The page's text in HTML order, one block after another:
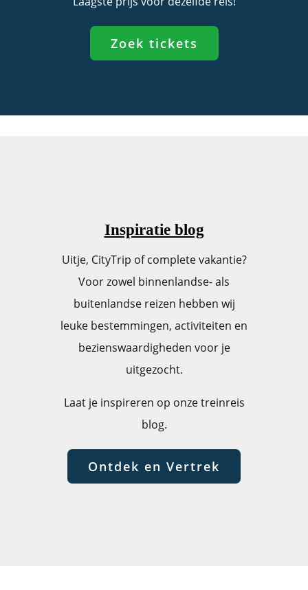
Zoek tickets
Inspiratie blog
Uitje, CityTrip of complete vakantie?
Voor zowel binnenlandse- als
buitenlandse reizen hebben wij
leuke bestemmingen, activiteiten en
bezienswaardigheden voor je
uitgezocht.
Laat je inspireren op onze treinreis
blog.
Ontdek en Vertrek